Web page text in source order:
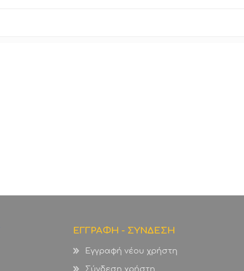
ΕΓΓΡΑΦΗ - ΣΥΝΔΕΣΗ
Εγγραφή νέου χρήστη
Σύνδεση χρήστη